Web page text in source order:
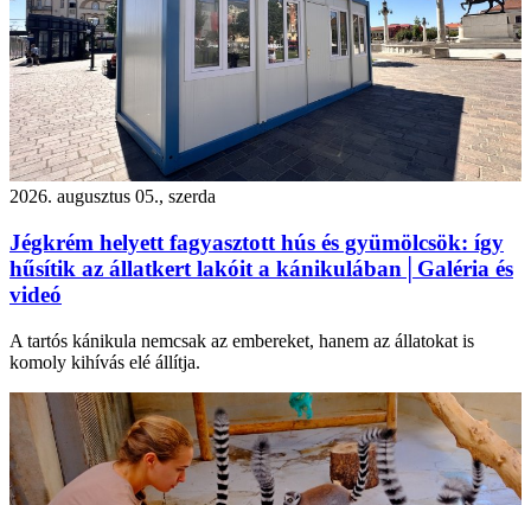
2026. augusztus 05., szerda
Jégkrém helyett fagyasztott hús és gyümölcsök: így
hűsítik az állatkert lakóit a kánikulában│Galéria és
videó
A tartós kánikula nemcsak az embereket, hanem az állatokat is
komoly kihívás elé állítja.